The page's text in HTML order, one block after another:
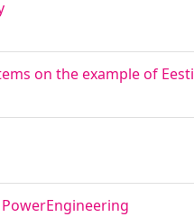
on the example of Eesti